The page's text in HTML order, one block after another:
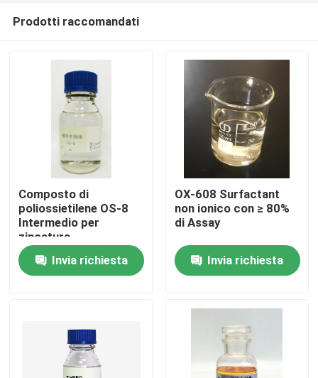
Casa.
Prodotti
Chi Siamo
Prodotti raccomandati
Composto di
poliossietilene OS-8
Intermedio per
zincatura
Invia richiesta
OX-608 Surfactant
non ionico con ≥ 80%
di Assay
Invia richiesta